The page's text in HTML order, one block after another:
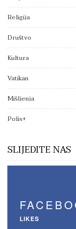
Religija
Društvo
Kultura
Vatikan
Mišljenja
Polis+
SLIJEDITE NAS
LIKES